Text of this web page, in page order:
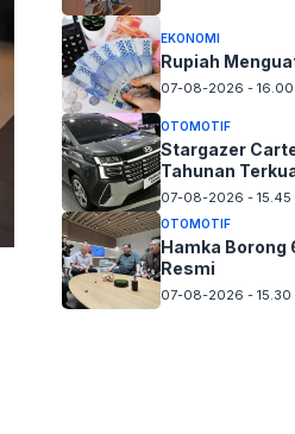
EKONOMI
Rupiah
07-08-2026 - 16.00
OTOMOTIF
Stargazer
Tahunan
07-08-2026 - 15.45
OTOMOTIF
Hamka Borong
Resmi
07-08-2026 - 15.30